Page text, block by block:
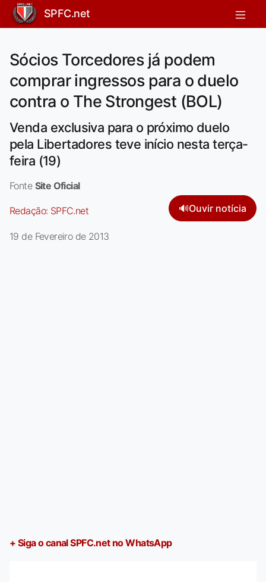
SPFC.net
Sócios Torcedores já podem
comprar ingressos para o duelo
contra o The Strongest (BOL)
Venda exclusiva para o próximo duelo
pela Libertadores teve início nesta terça-
feira (19)
Fonte Site Oficial
Redação: SPFC.net 🔊Ouvir notícia
19 de Fevereiro de 2013
+ Siga o canal SPFC.net no WhatsApp